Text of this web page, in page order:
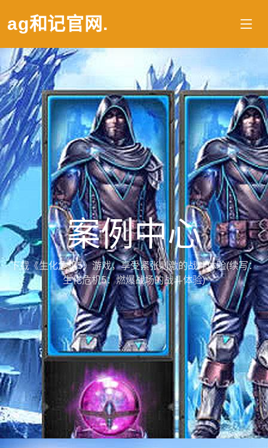
ag和记官网 .
案例中心
下载《生化危机5》游戏，享受紧张刺激的战斗体验(续写：
生化危机5：燃爆战场的战斗体验)